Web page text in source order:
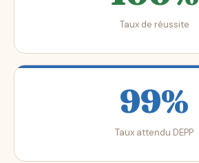
Taux de réussite
99%
Taux attendu DEPP